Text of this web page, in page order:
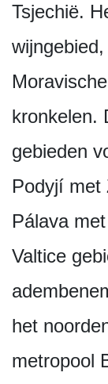
Tsjechië.
kronkelen.
gebieden
Podyjí met
Pálava
Valtice
het
metropool